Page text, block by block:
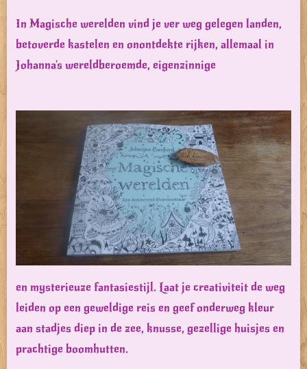
In Magische werelden vind je ver weg gelegen landen,
betoverde kastelen en onontdekte rijken, allemaal in
Johanna's wereldberoemde, eigenzinnige
en mysterieuze fantasiestijl. Laat je creativiteit de weg
leiden op een geweldige reis en geef onderweg kleur
aan stadjes diep in de zee, knusse, gezellige huisjes en
prachtige boomhutten.